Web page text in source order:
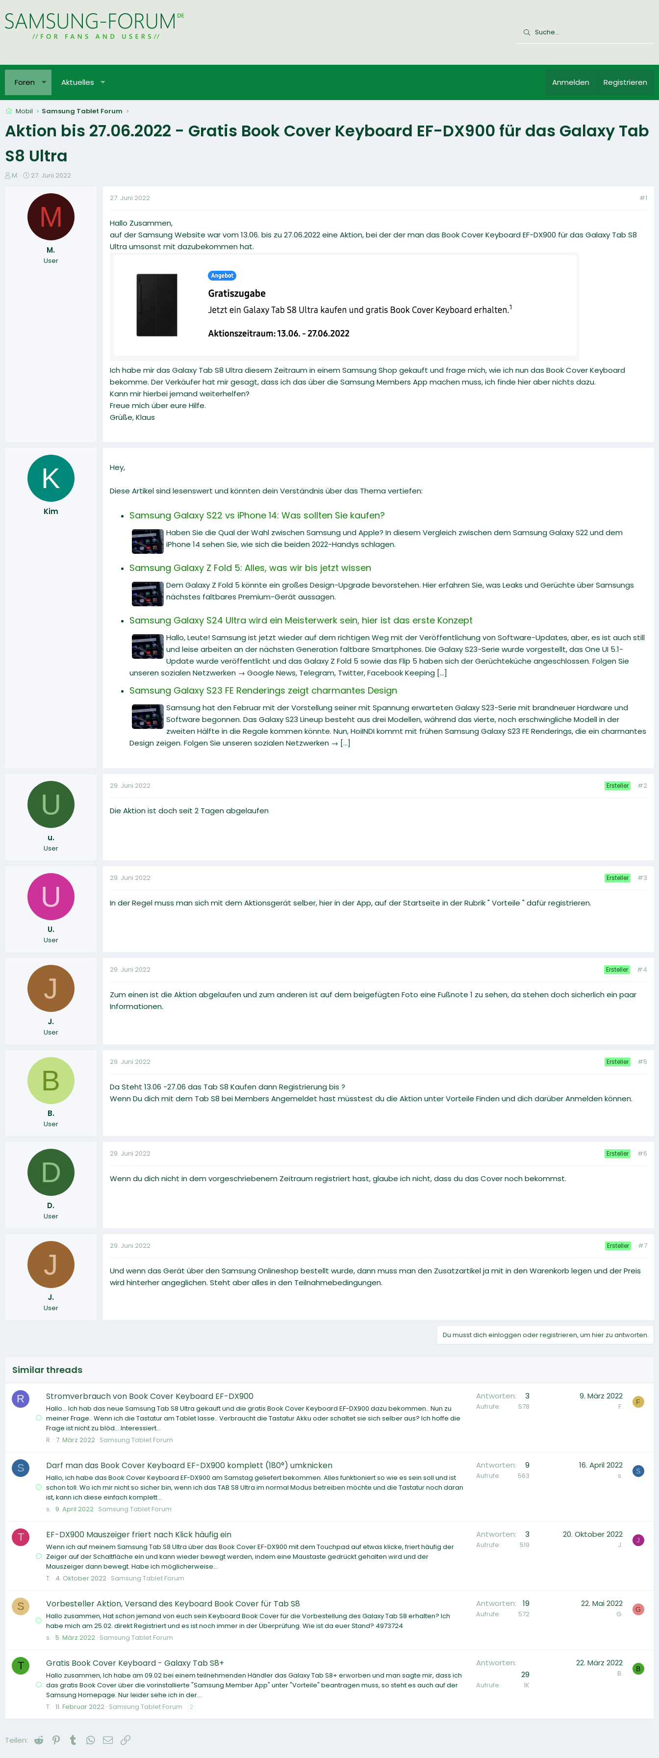
Foren Aktuelles Anmelden Registrieren
Mobil Samsung Tablet Forum
Aktion bis 27.06.2022 - Gratis Book Cover Keyboard EF-DX900 für das Galaxy Tab
S8 Ultra
E
M.
E
t
l
27. Juni 2022
M
M.
User
27. Juni 2022 #1
Hallo Zusammen,
auf der Samsung Website war vom 13.06. bis zu 27.06.2022 eine Aktion, bei der der man das Book Cover Keyboard EF-DX900 für das Galaxy Tab S8
Ultra umsonst mit dazubekommen hat.
Ich habe mir das Galaxy Tab S8 Ultra diesem Zeitraum in einem Samsung Shop gekauft und frage mich, wie ich nun das Book Cover Keyboard
bekomme. Der Verkäufer hat mir gesagt, dass ich das über die Samsung Members App machen muss, ich finde hier aber nichts dazu.
Kann mir hierbei jemand weiterhelfen?
Freue mich über eure Hilfe.
Grüße, Klaus
K
Kim
Hey,
Diese Artikel sind lesenswert und könnten dein Verständnis über das Thema vertiefen:
Samsung Galaxy S22 vs iPhone 14: Was sollten Sie kaufen?
Haben Sie die Qual der Wahl zwischen Samsung und Apple? In diesem Vergleich zwischen dem Samsung Galaxy S22 und dem
iPhone 14 sehen Sie, wie sich die beiden 2022-Handys schlagen.
Samsung Galaxy Z Fold 5: Alles, was wir bis jetzt wissen
Dem Galaxy Z Fold 5 könnte ein großes Design-Upgrade bevorstehen. Hier erfahren Sie, was Leaks und Gerüchte über Samsungs
nächstes faltbares Premium-Gerät aussagen.
Samsung Galaxy S24 Ultra wird ein Meisterwerk sein, hier ist das erste Konzept
Hallo, Leute! Samsung ist jetzt wieder auf dem richtigen Weg mit der Veröffentlichung von Software-Updates, aber, es ist auch still
und leise arbeiten an der nächsten Generation faltbare Smartphones. Die Galaxy S23-Serie wurde vorgestellt, das One UI 5.1-
Update wurde veröffentlicht und das Galaxy Z Fold 5 sowie das Flip 5 haben sich der Gerüchteküche angeschlossen. Folgen Sie
unseren sozialen Netzwerken → Google News, Telegram, Twitter, Facebook Keeping [...]
Samsung Galaxy S23 FE Renderings zeigt charmantes Design
Samsung hat den Februar mit der Vorstellung seiner mit Spannung erwarteten Galaxy S23-Serie mit brandneuer Hardware und
Software begonnen. Das Galaxy S23 Lineup besteht aus drei Modellen, während das vierte, noch erschwingliche Modell in der
zweiten Hälfte in die Regale kommen könnte. Nun, HoiINDI kommt mit frühen Samsung Galaxy S23 FE Renderings, die ein charmantes
Design zeigen. Folgen Sie unseren sozialen Netzwerken → [...]
U
u.
User
29. Juni 2022 Ersteller #2
Die Aktion ist doch seit 2 Tagen abgelaufen
U
U.
User
29. Juni 2022 Ersteller #3
In der Regel muss man sich mit dem Aktionsgerät selber, hier in der App, auf der Startseite in der Rubrik " Vorteile " dafür registrieren.
J
J.
User
29. Juni 2022 Ersteller #4
Zum einen ist die Aktion abgelaufen und zum anderen ist auf dem beigefügten Foto eine Fußnote 1 zu sehen, da stehen doch sicherlich ein paar
Informationen.
B
B.
User
29. Juni 2022 Ersteller #5
Da Steht 13.06 -27.06 das Tab S8 Kaufen dann Registrierung bis ?
Wenn Du dich mit dem Tab S8 bei Members Angemeldet hast müsstest du die Aktion unter Vorteile Finden und dich darüber Anmelden können.
D
D.
User
29. Juni 2022 Ersteller #6
Wenn du dich nicht in dem vorgeschriebenem Zeitraum registriert hast, glaube ich nicht, dass du das Cover noch bekommst.
J
J.
User
29. Juni 2022 Ersteller #7
Und wenn das Gerät über den Samsung Onlineshop bestellt wurde, dann muss man den Zusatzartikel ja mit in den Warenkorb legen und der Preis
wird hinterher angeglichen. Steht aber alles in den Teilnahmebedingungen.
Du musst dich einloggen oder registrieren, um hier zu antworten.
Similar threads
R Stromverbrauch von Book Cover Keyboard EF-DX900
Hallo... Ich hab das neue Samsung Tab S8 Ultra gekauft und die gratis Book Cover Keyboard EF-DX900 dazu bekommen.. Nun zu
meiner Frage.. Wenn ich die Tastatur am Tablet lasse.. Verbraucht die Tastatur Akku oder schaltet sie sich selber aus? Ich hoffe die
Frage ist nicht zu blöd... Interessiert...
R. 7. März 2022 Samsung Tablet Forum
Antworten 3
Aufrufe 578
9. März 2022
F. F
S Darf man das Book Cover Keyboard EF-DX900 komplett (180°) umknicken
Hallo, ich habe das Book Cover Keyboard EF-DX900 am Samstag geliefert bekommen. Alles funktioniert so wie es sein soll und ist
schon toll. Wo ich mir nicht so sicher bin, wenn ich das TAB S8 Ultra im normal Modus betreiben möchte und die Tastatur noch daran
ist, kann ich diese einfach komplett...
s. 9. April 2022 Samsung Tablet Forum
Antworten 9
Aufrufe 563
16. April 2022
s. S
T EF-DX900 Mauszeiger friert nach Klick häufig ein
Wenn ich auf meinem Samsung Tab S8 Ultra über das Book Cover EF-DX900 mit dem Touchpad auf etwas klicke, friert häufig der
Zeiger auf der Schaltfläche ein und kann wieder bewegt werden, indem eine Maustaste gedrückt gehalten wird und der
Mauszeiger dann bewegt. Habe ich möglicherweise...
T. 4. Oktober 2022 Samsung Tablet Forum
Antworten 3
Aufrufe 519
20. Oktober 2022
J. J
S Vorbesteller Aktion, Versand des Keyboard Book Cover für Tab S8
Hallo zusammen, Hat schon jemand von euch sein Keyboard Book Cover für die Vorbestellung des Galaxy Tab S8 erhalten? Ich
habe mich am 25.02. direkt Registriert und es ist noch immer in der Überprüfung. Wie ist da euer Stand? 4973724
s. 5. März 2022 Samsung Tablet Forum
Antworten 19
Aufrufe 572
22. Mai 2022
G. G
T Gratis Book Cover Keyboard - Galaxy Tab S8+
Hallo zusammen, Ich habe am 09.02 bei einem teilnehmenden Händler das Galaxy Tab S8+ erworben und man sagte mir, dass ich
das gratis Book Cover über die vorinstallierte "Samsung Member App" unter "Vorteile" beantragen muss, so steht es auch auf der
Samsung Homepage. Nur leider sehe ich in der...
T. 11. Februar 2022 Samsung Tablet Forum 2
Antworten
29
Aufrufe 1K
22. März 2022
B. B
Teilen: Reddit PinterestTumblrWhatsApp
E-Mail